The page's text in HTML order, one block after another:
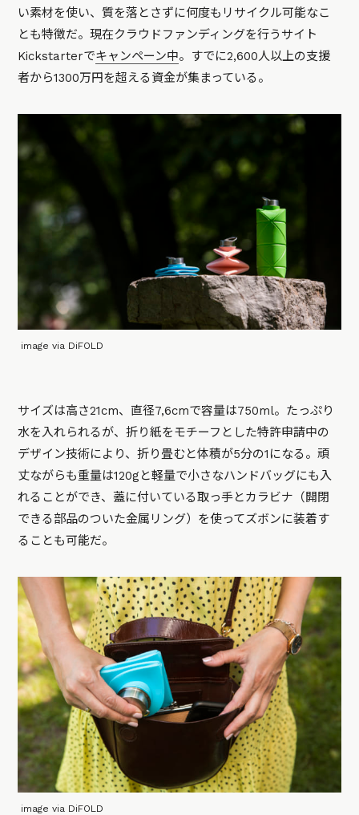
い素材を使い、質を落とさずに何度もリサイクル可能なこ
とも特徴だ。現在クラウドファンディングを行うサイト
Kickstarterでキャンペーン中。すでに2,600人以上の支援
者から1300万円を超える資金が集まっている。
image via DiFOLD
サイズは高さ21cm、直径7,6cmで容量は750ml。たっぷり
水を入れられるが、折り紙をモチーフとした特許申請中の
デザイン技術により、折り畳むと体積が5分の1になる。頑
丈ながらも重量は120gと軽量で小さなハンドバッグにも入
れることができ、蓋に付いている取っ手とカラビナ（開閉
できる部品のついた金属リング）を使ってズボンに装着す
ることも可能だ。
image via DiFOLD